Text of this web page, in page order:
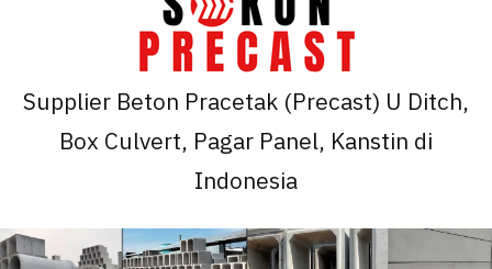
Supplier Beton Pracetak (Precast) U Ditch,
Box Culvert, Pagar Panel, Kanstin di
Indonesia